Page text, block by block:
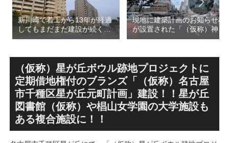
新川崎で着工から13年が経過
してもまだまだ建設が続く
「クレストプライムレジデン
ンション街で「プロムナード
八番街」の建設が進む！！
現地に建築計画のお知らせ板
が設置された「（仮称）神宮
前六丁目八角館建替計
SANAA設計で神宮前交差点に
新たな商業施設誕生へ！！
（仮称）星が丘ボウル跡地プロジェクトに
定期借地権付のブランズ「（仮称）名古屋
市千種区星が丘元町計画」建設！！星が丘
図書館（仮称）や椙山女学園の大学施設も
ある複合施設に！！